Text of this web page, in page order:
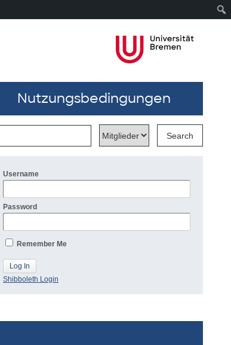
Nutzungsbedingungen
Username
Password
Remember Me
Shibboleth Login